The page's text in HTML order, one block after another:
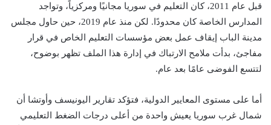
قبل عام 2011، كان التعليم في سوريا مجانيًا ومركزياً، وتواجد
المدارس الخاصة كان محدودًا. لكن منذ عام 2019، حين حاول مجلس
مدينة الباب إيقاف عمل بعض مؤسسات التعليم الخاص في قرار
مفاجئ، بدأت ملامح الارتباك في إدارة هذا الملف تظهر بوضوح،
لتتسع الفوضى عامًا بعد عام.
أما على مستوى المعايير الدولية، فتؤكد تقارير اليونيسف وأوتشا أن
شمال غرب سوريا يعيش واحدة من أعلى درجات الضغط التعليمي